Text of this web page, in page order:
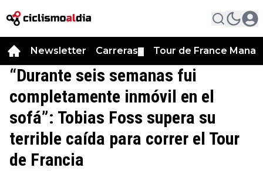
Newsletter Carreras Tour de France
“Durante seis semanas fui
completamente inmóvil en el
sofá”: Tobias Foss supera su
terrible caída para correr el Tour
de Francia